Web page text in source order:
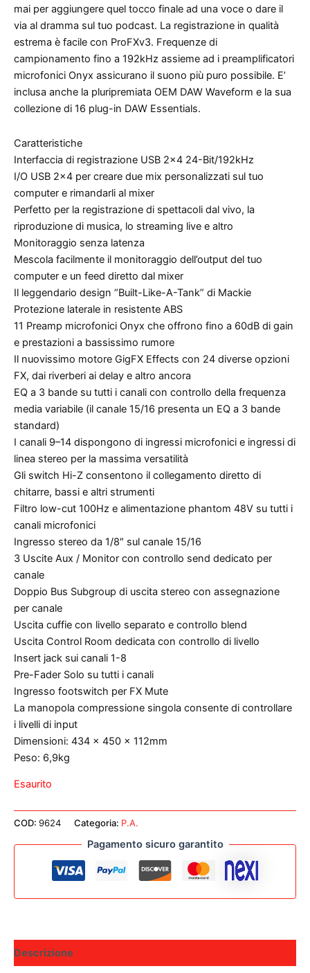
mai per aggiungere quel tocco finale ad una voce o dare il
via al dramma sul tuo podcast. La registrazione in qualità
estrema è facile con ProFXv3. Frequenze di
campionamento fino a 192kHz assieme ad i preamplificatori
microfonici Onyx assicurano il suono più puro possibile. E’
inclusa anche la pluripremiata OEM DAW Waveform e la sua
collezione di 16 plug-in DAW Essentials.
Caratteristiche
Interfaccia di registrazione USB 2×4 24-Bit/192kHz
I/O USB 2×4 per creare due mix personalizzati sul tuo
computer e rimandarli al mixer
Perfetto per la registrazione di spettacoli dal vivo, la
riproduzione di musica, lo streaming live e altro
Monitoraggio senza latenza
Mescola facilmente il monitoraggio dell’output del tuo
computer e un feed diretto dal mixer
Il leggendario design “Built-Like-A-Tank” di Mackie
Protezione laterale in resistente ABS
11 Preamp microfonici Onyx che offrono fino a 60dB di gain
e prestazioni a bassissimo rumore
Il nuovissimo motore GigFX Effects con 24 diverse opzioni
FX, dai riverberi ai delay e altro ancora
EQ a 3 bande su tutti i canali con controllo della frequenza
media variabile (il canale 15/16 presenta un EQ a 3 bande
standard)
I canali 9–14 dispongono di ingressi microfonici e ingressi di
linea stereo per la massima versatilità
Gli switch Hi-Z consentono il collegamento diretto di
chitarre, bassi e altri strumenti
Filtro low-cut 100Hz e alimentazione phantom 48V su tutti i
canali microfonici
Ingresso stereo da 1/8″ sul canale 15/16
3 Uscite Aux / Monitor con controllo send dedicato per
canale
Doppio Bus Subgroup di uscita stereo con assegnazione
per canale
Uscita cuffie con livello separato e controllo blend
Uscita Control Room dedicata con controllo di livello
Insert jack sui canali 1-8
Pre-Fader Solo su tutti i canali
Ingresso footswitch per FX Mute
La manopola compressione singola consente di controllare
i livelli di input
Dimensioni: 434 x 450 x 112mm
Peso: 6,9kg
Esaurito
COD: 9624 Categoria: P.A.
Pagamento sicuro garantito
Descrizione